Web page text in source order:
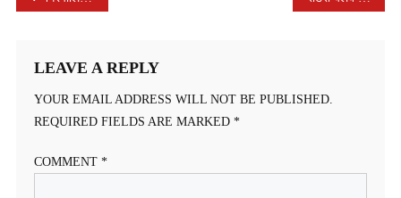
LEAVE A REPLY
YOUR EMAIL ADDRESS WILL NOT BE PUBLISHED.
REQUIRED FIELDS ARE MARKED *
COMMENT *